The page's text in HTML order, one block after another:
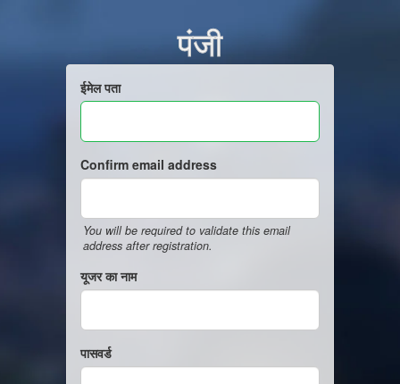
पंजी
ईमेल पता
Confirm email address
You will be required to validate this email
address after registration.
यूजर का नाम
पासवर्ड